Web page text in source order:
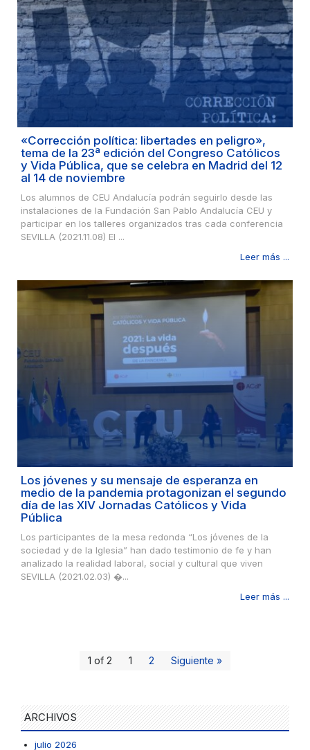
«Corrección política: libertades en peligro»,
tema de la 23ª edición del Congreso Católicos
y Vida Pública, que se celebra en Madrid del 12
al 14 de noviembre
Los alumnos de CEU Andalucía podrán seguirlo desde las
instalaciones de la Fundación San Pablo Andalucía CEU y
participar en los talleres organizados tras cada conferencia
SEVILLA (2021.11.08) El ...
Leer más ...
Los jóvenes y su mensaje de esperanza en
medio de la pandemia protagonizan el segundo
día de las XIV Jornadas Católicos y Vida
Pública
Los participantes de la mesa redonda “Los jóvenes de la
sociedad y de la Iglesia” han dado testimonio de fe y han
analizado la realidad laboral, social y cultural que viven
SEVILLA (2021.02.03) �...
Leer más ...
1 of 2 1 2 Siguiente »
ARCHIVOS
julio 2026